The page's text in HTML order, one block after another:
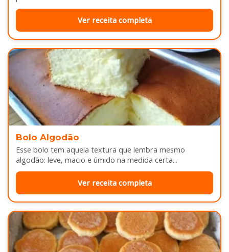
sabor...
Ver receita completa
Bolo Algodão
Esse bolo tem aquela textura que lembra mesmo
algodão: leve, macio e úmido na medida certa...
Ver receita completa